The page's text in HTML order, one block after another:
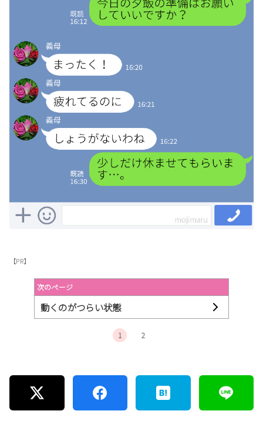
【PR】
次のページ
動くのがつらい状態
1 2